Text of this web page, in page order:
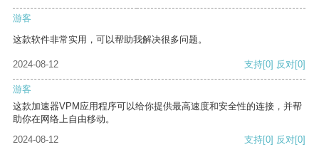
游客
这款软件非常实用，可以帮助我解决很多问题。
2024-08-12 支持[0] 反对[0]
游客
这款加速器VPM应用程序可以给你提供最高速度和安全性的连接，并帮
助你在网络上自由移动。
2024-08-12
支持[0] 反对[0]